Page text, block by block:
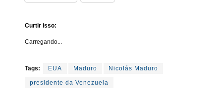
Curtir isso:
Carregando...
Tags: EUA Maduro Nicolás Maduro
presidente da Venezuela